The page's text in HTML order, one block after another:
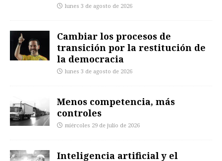
lunes 3 de agosto de 2026
Cambiar los procesos de
transición por la restitución de
la democracia
lunes 3 de agosto de 2026
Menos competencia, más
controles
miércoles 29 de julio de 2026
Inteligencia artificial y el